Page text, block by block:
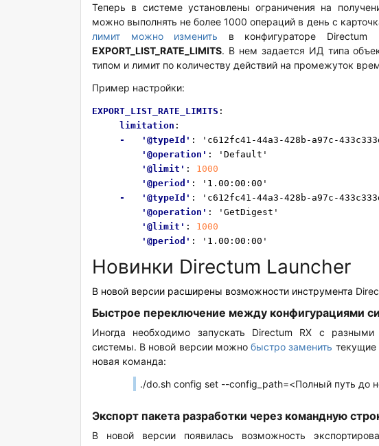
Теперь в системе установлены ограничения на
можно выполнять не более 1000 операций в день с
лимит можно изменить в конфигураторе
EXPORT_ LIST_ RATE LIMITS. В нем задается ИД типа
типом и лимит по количеству действий на промежуток
Пример настройки:
EXPORT_LIST_RATE_LIMITS :
limitation :
- '@typeId' : 'c612fc41-44a3-428b-a97c-
'@operation' : 'Default'
'@limit' :
1000
'@period' : '1.00:00:00'
- '@typeId' : 'c612fc41-44a3-428b-a97c-
'@operation' : 'GetDigest'
'@limit' :
1000
'@period' : '1.00:00:00'
Новинки Directum Launcher
В новой версии расширены возможности инструмента
Быстрое переключение между конфигурациями
Иногда необходимо запускать Directum RX с
системы. В новой версии можнобыстро заменить текущие
новая команда:
./do.sh config set --config_path=<Полный путь до
Экспорт пакета разработки через командную
В новой версии появилась возможность